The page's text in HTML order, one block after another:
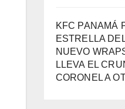
KFC PANAMÁ
ESTRELLA
NUEVO
LLEVA EL
CORONEL A